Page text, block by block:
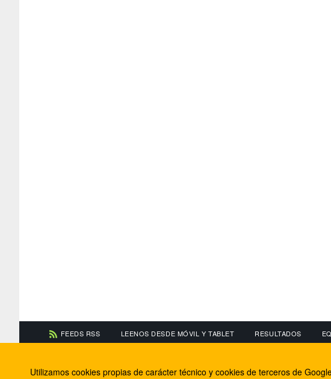
FEEDS RSS LEENOS DESDE MÓVIL Y TABLET RESULTADOS
Información de contacto
El equipo de FútbolBalear
Utilizamos cookies propias de carácter técnico y cookies de terceros de